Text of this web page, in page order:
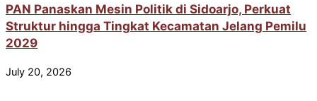
PAN Panaskan Mesin Politik di Sidoarjo, Perkuat
Struktur hingga Tingkat Kecamatan Jelang Pemilu
2029
July 20, 2026